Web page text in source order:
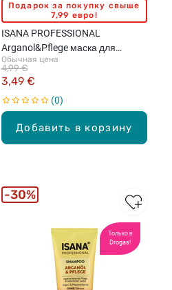
Добавить в корзину
Подарок за покупку свыше
7,99 евро!
ISANA PROFESSIONAL
Arganol&Pflege маска для
поврежденных и сухих волос,
250мл
Обычная цена
3,49 €
4,99 €
0
Только в
Drogas!
30%